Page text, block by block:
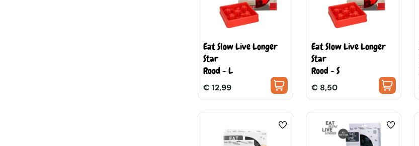
Eat Slow Live Longer
Star
Rood - L
€ 12,99
Eat Slow Live Longer
Star
Rood - S
€ 8,50